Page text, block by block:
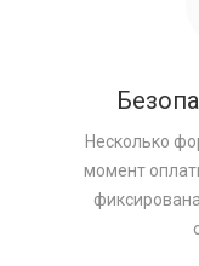
Несколько
момент